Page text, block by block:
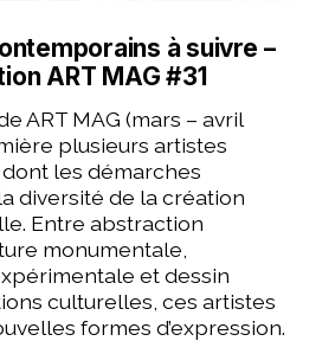
à suivre –
ART MAG #31
ART MAG (mars – avril
plusieurs artistes
les démarches
diversité de la création
Entre abstraction
monumentale,
et dessin
culturelles, ces artistes
formes d’expression.